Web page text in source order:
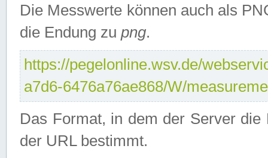
Die Messwerte können auch als
die Endung zu png.
https://pegelonline.wsv.de/
a7d6-6476a76ae868/W/
Das Format, in dem der Server
der URL bestimmt.